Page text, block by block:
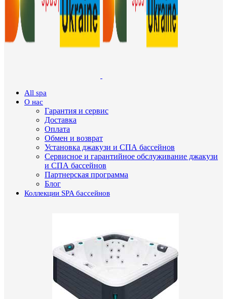
All spa
О нас
Гарантия и сервис
Доставка
Оплата
Обмен и возврат
Установка джакузи и СПА бассейнов
Сервисное и гарантийное обслуживание джакузи
и СПА бассейнов
Партнерская программа
Блог
Коллекции SPA бассейнов